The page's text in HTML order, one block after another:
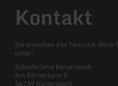
Kontakt
Sie erreichen das Touristik-Büro
unter:
Schieferland Kaisersesch
Am Römerturm 2
56759 Kaisersesch